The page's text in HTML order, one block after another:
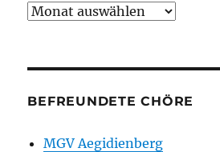
Archiv
BEFREUNDETE CHÖRE
MGV Aegidienberg